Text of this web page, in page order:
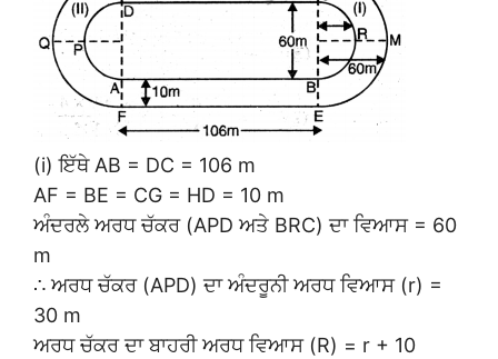
(i) ਇੱਥੇ AB = DC = 106 m
AF = BE = CG = HD = 10 m
ਅੰਦਰਲੇ ਅਰਧ ਚੱਕਰ (APD ਅਤੇ BRC) ਦਾ ਵਿਆਸ = 60
m
∴ ਅਰਧ ਚੱਕਰ (APD) ਦਾ ਅੰਦਰੂਨੀ ਅਰਧ ਵਿਆਸ (r) =
30 m
ਅਰਧ ਚੱਕਰ ਦਾ ਬਾਹਰੀ ਅਰਧ ਵਿਆਸ (R) = r + 10